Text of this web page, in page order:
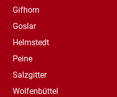
Gifhorn
Goslar
Helmstedt
Peine
Salzgitter
Wolfenbüttel